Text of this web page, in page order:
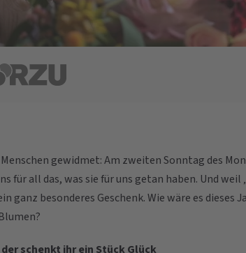
gewidmet: Am zweiten Sonntag des
für all das, was sie für uns getan haben. Und weil
ganz besonderes Geschenk. Wie wäre es dieses
schenkt ihr ein Stück Glück